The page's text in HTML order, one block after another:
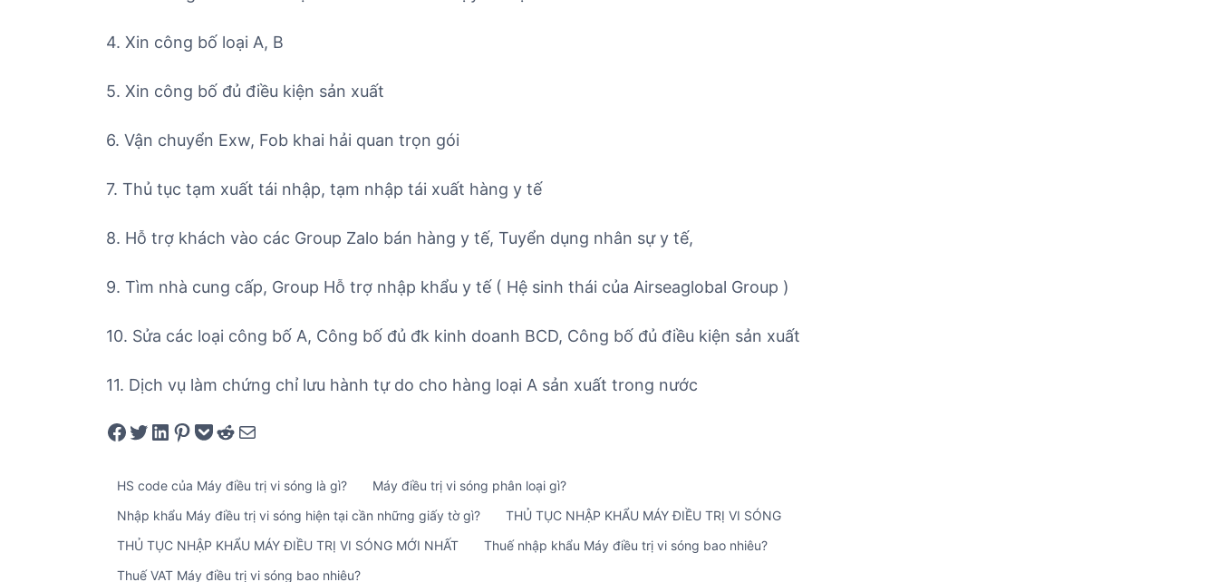
4. Xin công bố loại A, B
5. Xin công bố đủ điều kiện sản xuất
6. Vận chuyển Exw, Fob khai hải quan trọn gói
7. Thủ tục tạm xuất tái nhập, tạm nhập tái xuất hàng y tế
8. Hỗ trợ khách vào các Group Zalo bán hàng y tế, Tuyển dụng nhân sự y tế,
9. Tìm nhà cung cấp, Group Hỗ trợ nhập khẩu y tế ( Hệ sinh thái của Airseaglobal Group )
10. Sửa các loại công bố A, Công bố đủ đk kinh doanh BCD, Công bố đủ điều kiện sản xuất
11. Dịch vụ làm chứng chỉ lưu hành tự do cho hàng loại A sản xuất trong nước
Share on Facebook Tweet on Twitter Share on LinkedIn Pin on Pinterest Save to pocket Share on Reddit Share via Email
HS code của Máy điều trị vi sóng là gì?
Máy điều trị vi sóng phân loại gì?
Nhập khẩu Máy điều trị vi sóng hiện tại cần những giấy tờ gì?
THỦ TỤC NHẬP KHẨU MÁY ĐIỀU TRỊ VI SÓNG
THỦ TỤC NHẬP KHẨU MÁY ĐIỀU TRỊ VI SÓNG MỚI NHẤT
Thuế nhập khẩu Máy điều trị vi sóng bao nhiêu?
Thuế VAT Máy điều trị vi sóng bao nhiêu?